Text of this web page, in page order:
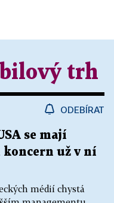
trh
ODEBÍRAT
se mají
už v ní
médií chystá